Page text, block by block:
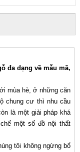
đa dạng về mẫu mã,
mùa hè, ở những căn
chung cư thì nhu cầu
là một giải pháp khá
một số đồ nội thất
tôi không ngừng bổ